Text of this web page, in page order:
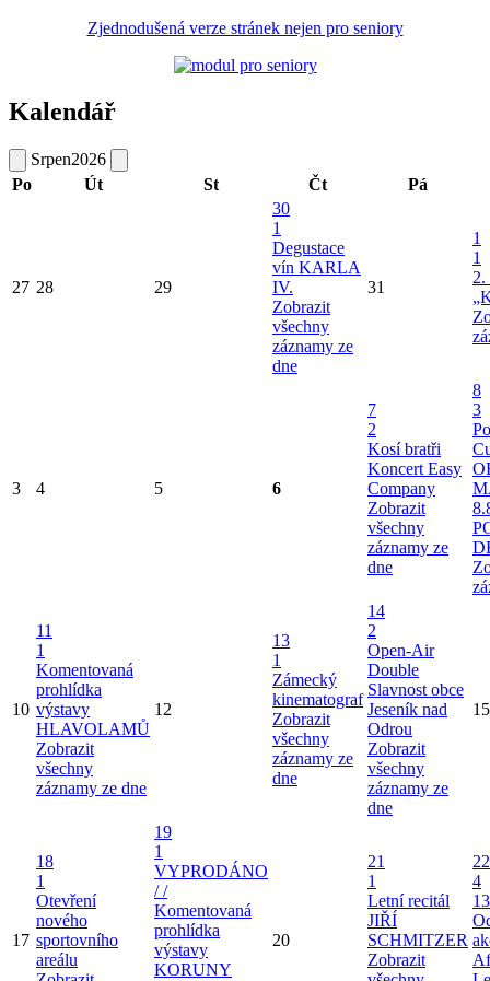
Zjednodušená verze stránek nejen pro seniory
Kalendář
Srpen2026
Po
Út St Čt Pá
27 28 29
30
1
Degustace
vín KARLA
IV.
Zobrazit
všechny
záznamy ze
dne
31
1
1
2.
3 4 5 6
7
2
Kosí bratři
Koncert Easy
Company
Zobrazit
všechny
záznamy ze
dne
8
3
10
11
1
Komentovaná
prohlídka
výstavy
HLAVOLAMŮ
Zobrazit
všechny
záznamy ze dne
12
13
1
Zámecký
kinematograf
Zobrazit
všechny
záznamy ze
dne
14
2
Open-Air
Double
Slavnost obce
Jeseník nad
Odrou
Zobrazit
všechny
záznamy ze
dne
15
17
18
1
Otevření
nového
sportovního
areálu
19
1
VYPRODÁNO
/ /
Komentovaná
prohlídka
výstavy
KORUNY
20
21
1
Letní recitál
JIŘÍ
SCHMITZER
Zobrazit
22
4